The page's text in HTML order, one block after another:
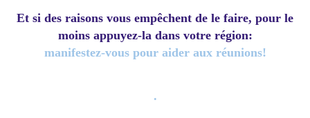
Et si des raisons vous empêchent de le faire, pour le
moins appuyez-la dans votre région:
manifestez-vous pour aider aux réunions!
.